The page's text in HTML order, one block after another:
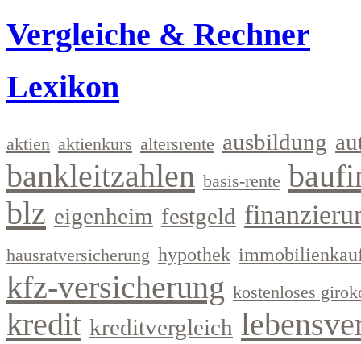
Vergleiche & Rechner
Lexikon
aktien aktienkurs altersrente ausbildung
bankleitzahlen basis-rente
blz eigenheim festgeld
hausratversicherung hypothek
kfz-versicherung kostenloses
kredit kreditvergleich